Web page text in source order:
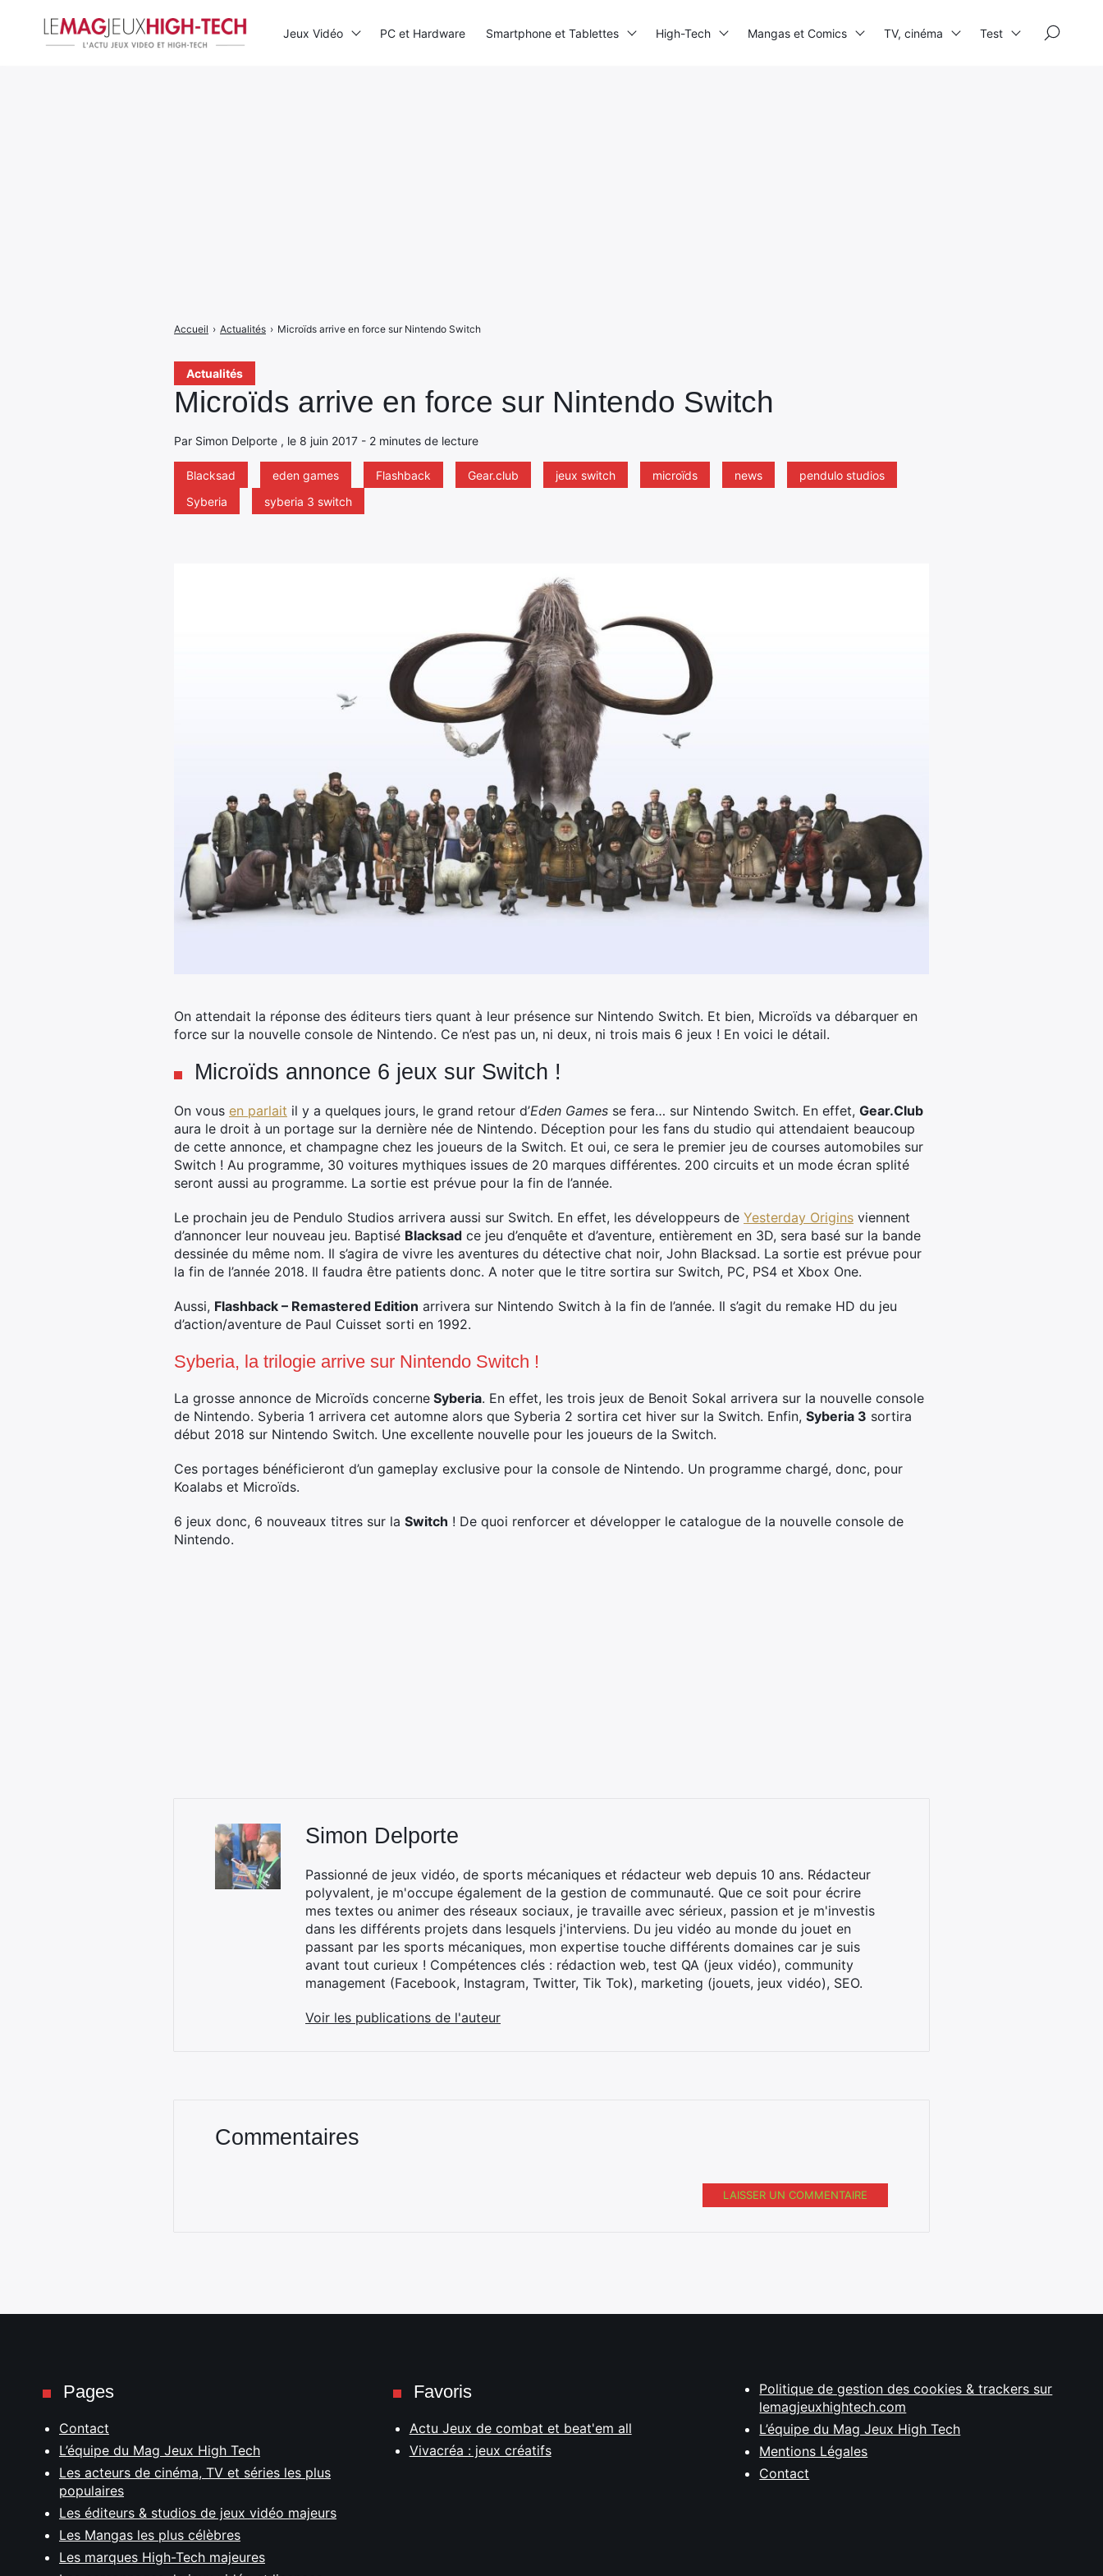
Actualités
Microïds arrive en force sur Nintendo Switch
Par Simon Delporte , le 8 juin 2017 - 2 minutes de lecture
Blacksad eden games Flashback Gear.club jeux switch microïds news
pendulo studios
Syberia
syberia 3 switch
Accueil › Actualités › Microïds arrive en force sur Nintendo Switch
On attendait la réponse des éditeurs tiers quant à leur présence sur Nintendo Switch. Et bien, Microïds va débarquer en
force sur la nouvelle console de Nintendo. Ce n’est pas un, ni deux, ni trois mais 6 jeux ! En voici le détail.
Microïds annonce 6 jeux sur Switch !
On vous en parlait il y a quelques jours, le grand retour d’Eden Games se fera… sur Nintendo Switch. En effet, Gear.Club
aura le droit à un portage sur la dernière née de Nintendo. Déception pour les fans du studio qui attendaient beaucoup
de cette annonce, et champagne chez les joueurs de la Switch. Et oui, ce sera le premier jeu de courses automobiles sur
Switch ! Au programme, 30 voitures mythiques issues de 20 marques différentes. 200 circuits et un mode écran splité
seront aussi au programme. La sortie est prévue pour la fin de l’année.
Le prochain jeu de Pendulo Studios arrivera aussi sur Switch. En effet, les développeurs de Yesterday Origins viennent
d’annoncer leur nouveau jeu. Baptisé Blacksad ce jeu d’enquête et d’aventure, entièrement en 3D, sera basé sur la bande
dessinée du même nom. Il s’agira de vivre les aventures du détective chat noir, John Blacksad. La sortie est prévue pour
la fin de l’année 2018. Il faudra être patients donc. A noter que le titre sortira sur Switch, PC, PS4 et Xbox One.
Aussi, Flashback – Remastered Edition arrivera sur Nintendo Switch à la fin de l’année. Il s’agit du remake HD du jeu
d’action/aventure de Paul Cuisset sorti en 1992.
Syberia, la trilogie arrive sur Nintendo Switch !
La grosse annonce de Microïds concerne Syberia. En effet, les trois jeux de Benoit Sokal arrivera sur la nouvelle console
de Nintendo. Syberia 1 arrivera cet automne alors que Syberia 2 sortira cet hiver sur la Switch. Enfin, Syberia 3 sortira
début 2018 sur Nintendo Switch. Une excellente nouvelle pour les joueurs de la Switch.
Ces portages bénéficieront d’un gameplay exclusive pour la console de Nintendo. Un programme chargé, donc, pour
Koalabs et Microïds.
6 jeux donc, 6 nouveaux titres sur la Switch ! De quoi renforcer et développer le catalogue de la nouvelle console de
Nintendo.
Simon Delporte
Passionné de jeux vidéo, de sports mécaniques et rédacteur web depuis 10 ans. Rédacteur
polyvalent, je m'occupe également de la gestion de communauté. Que ce soit pour écrire
mes textes ou animer des réseaux sociaux, je travaille avec sérieux, passion et je m'investis
dans les différents projets dans lesquels j'interviens. Du jeu vidéo au monde du jouet en
passant par les sports mécaniques, mon expertise touche différents domaines car je suis
avant tout curieux ! Compétences clés : rédaction web, test QA (jeux vidéo), community
management (Facebook, Instagram, Twitter, Tik Tok), marketing (jouets, jeux vidéo), SEO.
Voir les publications de l'auteur
Commentaires
LAISSER UN COMMENTAIRE
Jeux Vidéo PC et Hardware Smartphone et Tablettes High-Tech Mangas et Comics TV, cinéma Test
Pages
Contact
L’équipe du Mag Jeux High Tech
Les acteurs de cinéma, TV et séries les plus
populaires
Les éditeurs & studios de jeux vidéo majeurs
Les Mangas les plus célèbres
Les marques High-Tech majeures
Favoris
Actu Jeux de combat et beat'em all
Vivacréa : jeux créatifs
Politique de gestion des cookies & trackers sur
lemagjeuxhightech.com
L’équipe du Mag Jeux High Tech
Mentions Légales
Contact